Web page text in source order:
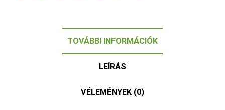
TOVÁBBI INFORMÁCIÓK
LEÍRÁS
VÉLEMÉNYEK (0)